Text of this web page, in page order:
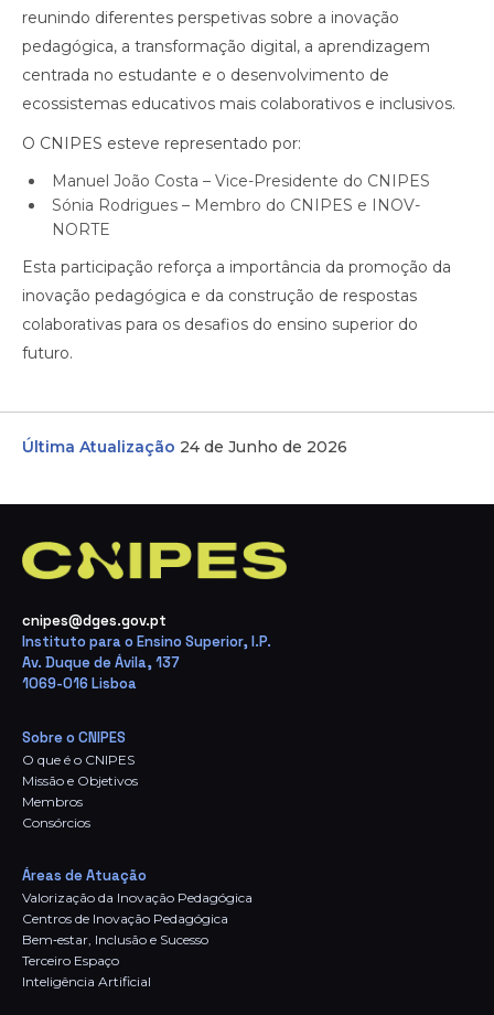
reunindo diferentes perspetivas sobre a inovação
pedagógica, a transformação digital, a aprendizagem
centrada no estudante e o desenvolvimento de
ecossistemas educativos mais colaborativos e inclusivos.
O CNIPES esteve representado por:
Manuel João Costa – Vice-Presidente do CNIPES
Sónia Rodrigues – Membro do CNIPES e INOV-
NORTE
Esta participação reforça a importância da promoção da
inovação pedagógica e da construção de respostas
colaborativas para os desafios do ensino superior do
futuro.
Última Atualização 24 de Junho de 2026
cnipes@dges.gov.pt
Instituto para o Ensino Superior, I.P.
Av. Duque de Ávila, 137
1069-016 Lisboa
Sobre o CNIPES
O que é o CNIPES
Missão e Objetivos
Membros
Consórcios
Áreas de Atuação
Valorização da Inovação Pedagógica
Centros de Inovação Pedagógica
Bem‑estar, Inclusão e Sucesso
Terceiro Espaço
Inteligência Artificial